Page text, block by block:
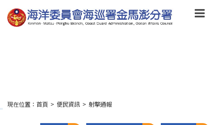
到
主
要
:::
現在位置： 首頁 > 便民資訊 > 射擊通報